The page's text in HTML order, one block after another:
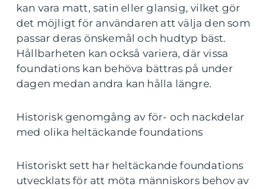
kan vara matt, satin eller glansig, vilket gör
det möjligt för användaren att välja den som
passar deras önskemål och hudtyp bäst.
Hållbarheten kan också variera, där vissa
foundations kan behöva bättras på under
dagen medan andra kan hålla längre.
Historisk genomgång av för- och nackdelar
med olika heltäckande foundations
Historiskt sett har heltäckande foundations
utvecklats för att möta människors behov av